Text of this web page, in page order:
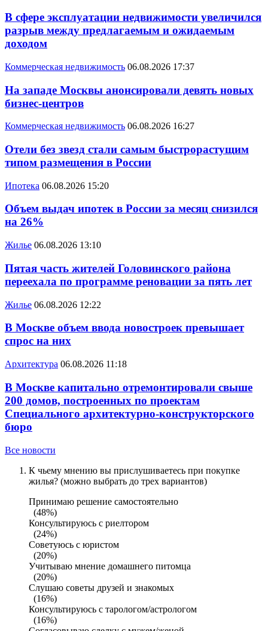
В сфере эксплуатации недвижимости увеличился
разрыв между предлагаемым и ожидаемым
доходом
Коммерческая недвижимость 06.08.2026 17:37
На западе Москвы анонсировали девять новых
бизнес-центров
Коммерческая недвижимость 06.08.2026 16:27
Отели без звезд стали самым быстрорастущим
типом размещения в России
Ипотека 06.08.2026 15:20
Объем выдач ипотек в России за месяц снизился
на 26%
Жилье 06.08.2026 13:10
Пятая часть жителей Головинского района
переехала по программе реновации за пять лет
Жилье 06.08.2026 12:22
В Москве объем ввода новостроек превышает
спрос на них
Архитектура 06.08.2026 11:18
В Москве капитально отремонтировали свыше
200 домов, построенных по проектам
Специального архитектурно-конструкторского
бюро
Все новости
К чьему мнению вы прислушиваетесь при покупке
жилья? (можно выбрать до трех вариантов)
Принимаю решение самостоятельно
(48%)
Консультируюсь с риелтором
(24%)
Советуюсь с юристом
(20%)
Учитываю мнение домашнего питомца
(20%)
Слушаю советы друзей и знакомых
(16%)
Консультируюсь с тарологом/астрологом
(16%)